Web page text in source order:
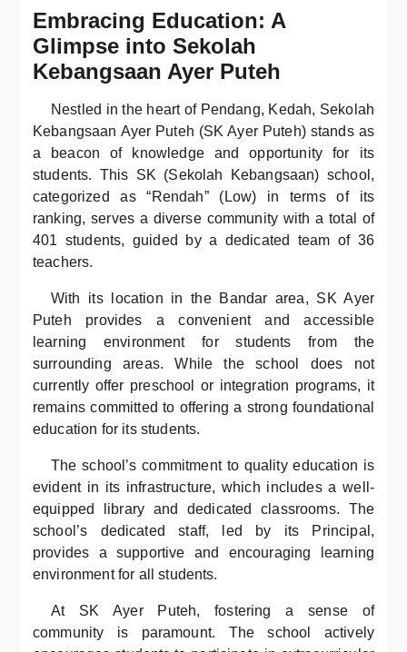
Embracing Education: A
Glimpse into Sekolah
Kebangsaan Ayer Puteh
Nestled in the heart of Pendang, Kedah, Sekolah
Kebangsaan Ayer Puteh (SK Ayer Puteh) stands as
a beacon of knowledge and opportunity for its
students. This SK (Sekolah Kebangsaan) school,
categorized as “Rendah” (Low) in terms of its
ranking, serves a diverse community with a total of
401 students, guided by a dedicated team of 36
teachers.
With its location in the Bandar area, SK Ayer
Puteh provides a convenient and accessible
learning environment for students from the
surrounding areas. While the school does not
currently offer preschool or integration programs, it
remains committed to offering a strong foundational
education for its students.
The school’s commitment to quality education is
evident in its infrastructure, which includes a well-
equipped library and dedicated classrooms. The
school’s dedicated staff, led by its Principal,
provides a supportive and encouraging learning
environment for all students.
At SK Ayer Puteh, fostering a sense of
community is paramount. The school actively